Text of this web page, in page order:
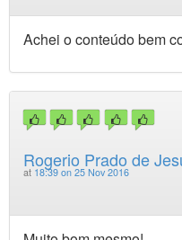
Achei o conteúdo bem
Rogerio Prado de
at 18:39 on 25 Nov 2016